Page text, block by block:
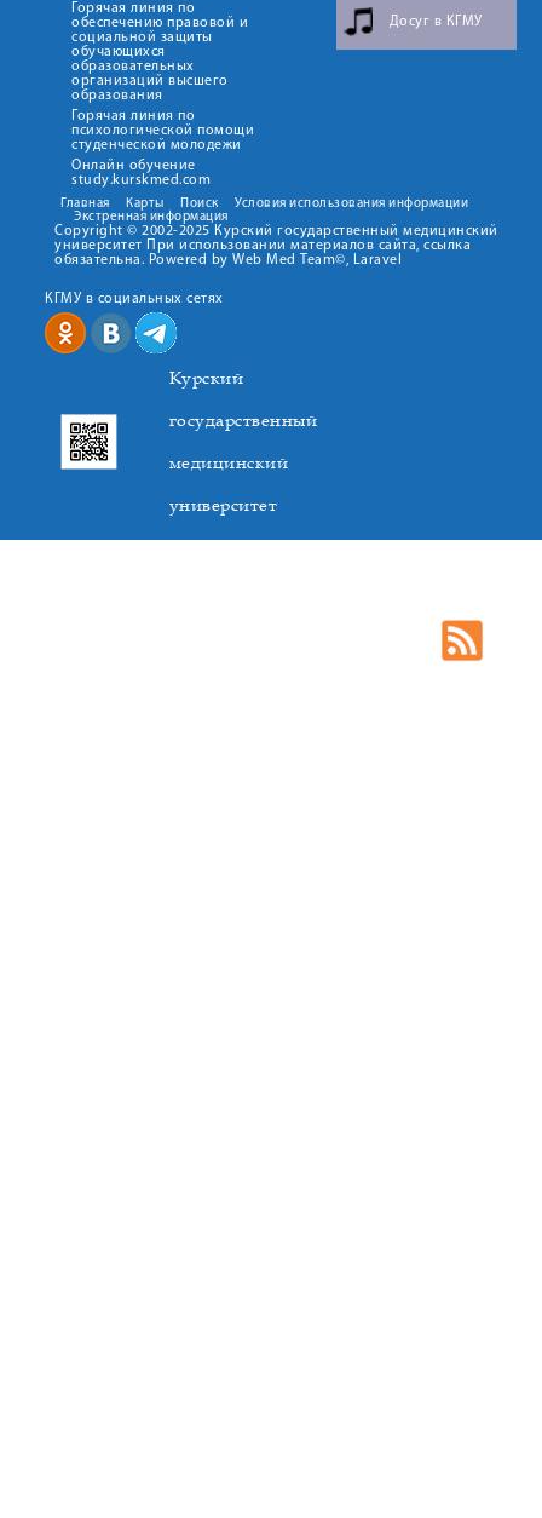
Горячая линия по
обеспечению правовой и
социальной защиты
обучающихся
образовательных
организаций высшего
образования
Горячая линия по
психологической помощи
студенческой молодежи
Онлайн обучение
study.kurskmed.com
Досуг в КГМУ
Главная Карты Поиск
Условия использования информации
Экстренная информация
Copyright © 2002-2025 Курский государственный медицинский
университет При использовании материалов сайта, ссылка
обязательна. Powered by Web Med Team©, Laravel
КГМУ в социальных сетях
Курский
государственный
медицинский
университет